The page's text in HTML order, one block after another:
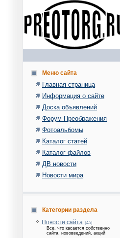
Меню сайта
Главная страница
Информация о сайте
Доска объявлений
Форум Преображения
Фотоальбомы
Каталог статей
Каталог файлов
ДВ новости
Новости мира
Категории раздела
Новости сайта [45]
Все, что касается собственно
сайта, нововведений, акций